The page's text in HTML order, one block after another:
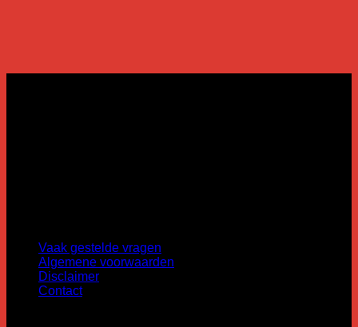
Vaak gestelde vragen
Algemene voorwaarden
Disclaimer
Contact